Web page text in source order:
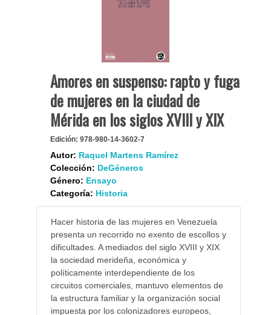
Amores en suspenso: rapto y fuga
de mujeres en la ciudad de
Mérida en los siglos XVIII y XIX
Edición: 978-980-14-3602-7
Autor: Raquel Martens Ramírez
Colección: DeGéneros
Género: Ensayo
Categoría: Historia
Hacer historia de las mujeres en Venezuela
presenta un recorrido no exento de escollos y
dificultades. A mediados del siglo XVIII y XIX
la sociedad merideña, económica y
políticamente interdependiente de los
circuitos comerciales, mantuvo elementos de
la estructura familiar y la organización social
impuesta por los colonizadores europeos,